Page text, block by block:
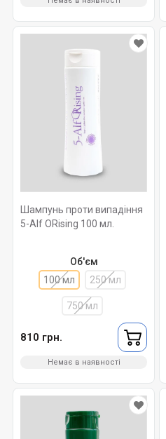
Шампунь проти випадіння
5-Alf ORising 100 мл.
Об'єм
100 мл
250 мл
750 мл
810 грн.
Немає в наявності